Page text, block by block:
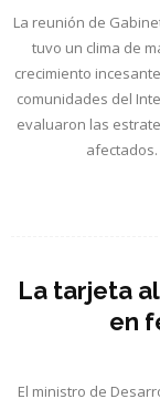
La reunión de
tuvo un clima de
crecimiento
comunidades del
evaluaron las
La tarjeta
en
El ministro de